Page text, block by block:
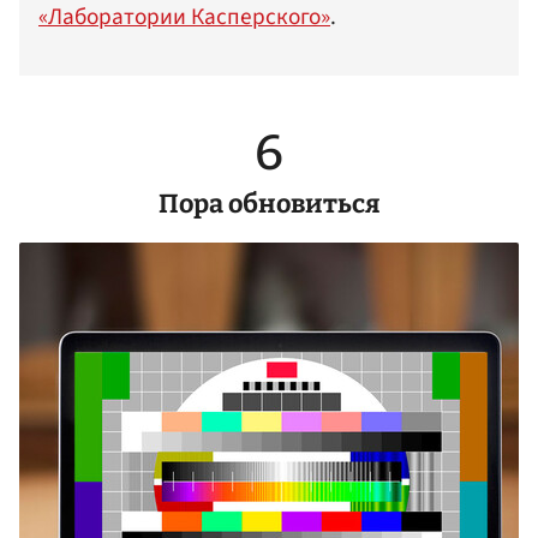
«Лаборатории Касперского».
6
Пора обновиться